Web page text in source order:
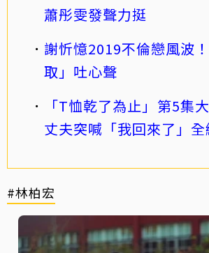
蕭彤雯發聲力挺
謝忻憶2019不倫戀風波
取」吐心聲
「T恤乾了為止」第5集
丈夫突喊「我回來了」
#林柏宏